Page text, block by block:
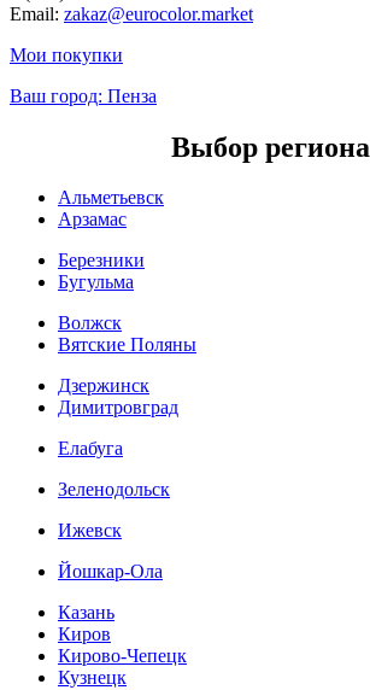
Email: zakaz@eurocolor.market
Мои покупки
Ваш город: Пенза
Выбор региона
Альметьевск
Арзамас
Березники
Бугульма
Волжск
Вятские Поляны
Дзержинск
Димитровград
Елабуга
Зеленодольск
Ижевск
Йошкар-Ола
Казань
Киров
Кирово-Чепецк
Кузнецк